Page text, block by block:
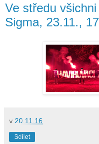
Ve středu
Sigma, 23.11.,
v 20.11.16
Sdílet